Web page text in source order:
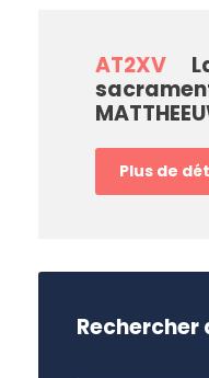
AT2XV
Plus de
Rechercher